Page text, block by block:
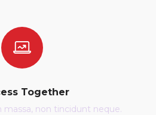
Together
massa, non tincidunt neque.